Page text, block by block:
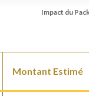
Impact du
Montant Estimé